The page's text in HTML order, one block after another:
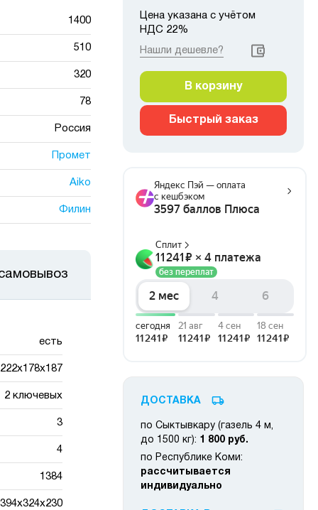
1400
510
320
78
Россия
Промет
Aiko
Филин
есть
222х178х187
2 ключевых
3
4
1384
Цена указана с учётом
НДС 22%
Нашли дешевле?
В корзину
Быстрый заказ
ДОСТАВКА
по Сыктывкару (газель 4 м,
до 1500 кг): 1 800 руб.
по Республике Коми:
рассчитывается
индивидуально